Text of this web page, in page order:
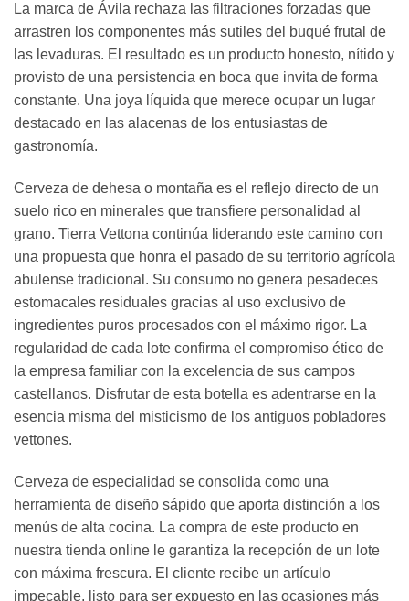
La marca de Ávila rechaza las filtraciones forzadas que
arrastren los componentes más sutiles del buqué frutal de
las levaduras. El resultado es un producto honesto, nítido y
provisto de una persistencia en boca que invita de forma
constante. Una joya líquida que merece ocupar un lugar
destacado en las alacenas de los entusiastas de
gastronomía.
Cerveza de dehesa o montaña es el reflejo directo de un
suelo rico en minerales que transfiere personalidad al
grano. Tierra Vettona continúa liderando este camino con
una propuesta que honra el pasado de su territorio agrícola
abulense tradicional. Su consumo no genera pesadeces
estomacales residuales gracias al uso exclusivo de
ingredientes puros procesados con el máximo rigor. La
regularidad de cada lote confirma el compromiso ético de
la empresa familiar con la excelencia de sus campos
castellanos. Disfrutar de esta botella es adentrarse en la
esencia misma del misticismo de los antiguos pobladores
vettones.
Cerveza de especialidad se consolida como una
herramienta de diseño sápido que aporta distinción a los
menús de alta cocina. La compra de este producto en
nuestra tienda online le garantiza la recepción de un lote
con máxima frescura. El cliente recibe un artículo
impecable, listo para ser expuesto en las ocasiones más